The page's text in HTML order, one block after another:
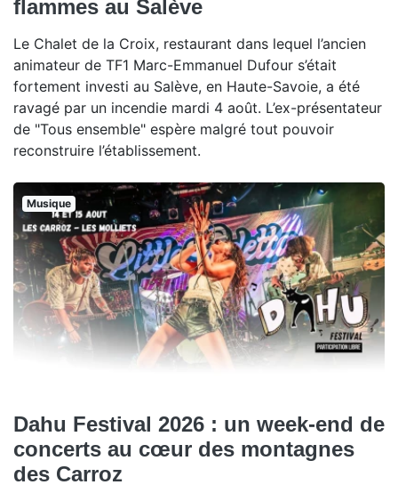
flammes au Salève
Le Chalet de la Croix, restaurant dans lequel l’ancien
animateur de TF1 Marc-Emmanuel Dufour s’était
fortement investi au Salève, en Haute-Savoie, a été
ravagé par un incendie mardi 4 août. L’ex-présentateur
de "Tous ensemble" espère malgré tout pouvoir
reconstruire l’établissement.
Musique
Dahu Festival 2026 : un week-end de
concerts au cœur des montagnes
des Carroz